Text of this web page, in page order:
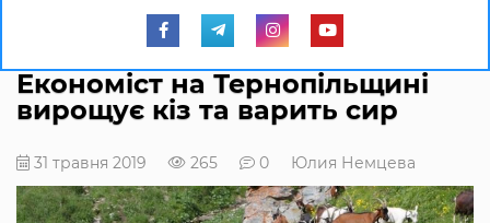
Економіст на Тернопільщині
вирощує кіз та варить сир
31 травня 2019 265 0 Юлия Немцева